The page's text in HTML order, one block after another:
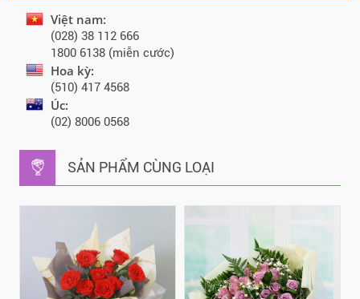
Việt nam:
(028) 38 112 666
1800 6138 (miễn cước)
Hoa kỳ:
(510) 417 4568
Úc:
(02) 8006 0568
SẢN PHẨM CÙNG LOẠI